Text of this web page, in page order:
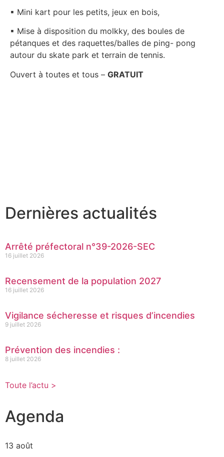
▪ Mini kart pour les petits, jeux en bois,
▪ Mise à disposition du molkky, des boules de
pétanques et des raquettes/balles de ping- pong
autour du skate park et terrain de tennis.
Ouvert à toutes et tous – GRATUIT
Dernières actualités
Arrêté préfectoral n°39-2026-SEC
16 juillet 2026
Recensement de la population 2027
16 juillet 2026
Vigilance sécheresse et risques d’incendies
9 juillet 2026
Prévention des incendies :
8 juillet 2026
Toute l’actu >
Agenda
13 août